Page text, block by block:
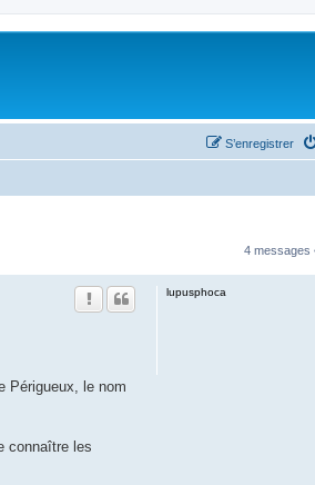
S’enregistrer
4 messages
lupusphoca
Périgueux, le nom
connaître les